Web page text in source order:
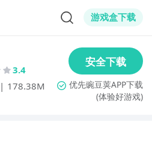
游戏盒下载
3.4
| 178.38M
(体验好游戏)